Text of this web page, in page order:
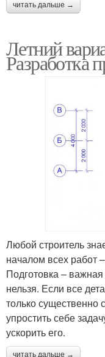
читать дальше →
Летний
Разработка
Любой строитель
началом всех работ
Подготовка –
нельзя. Если все
только существенно
упростить себе
ускорить его.
читать дальше →